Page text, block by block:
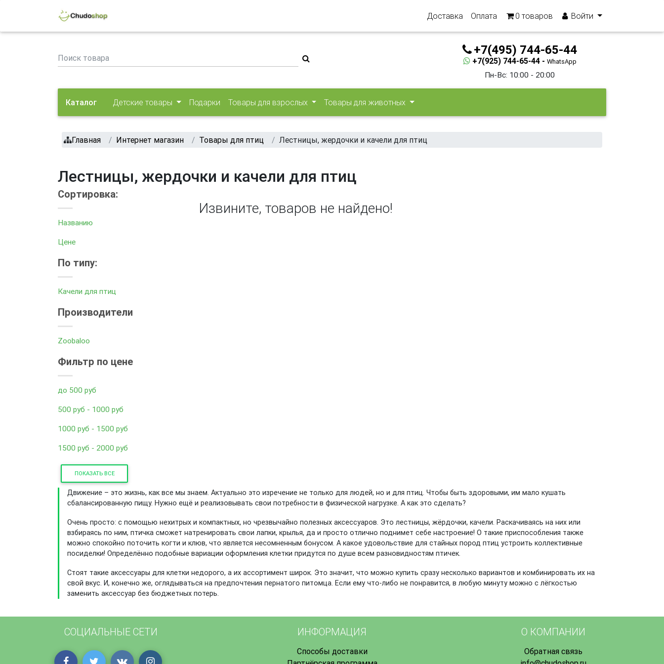
Доставка Оплата 0 товаров Войти
+7(495) 744-65-44
+7(925) 744-65-44 - WhatsApp
Пн-Вс: 10:00 - 20:00
Каталог Детские товары Подарки Товары для взрослых Товары для животных
Главная Интернет магазин Товары для птиц Лестницы, жердочки и качели для птиц
Лестницы, жердочки и качели для птиц
Сортировка:
Названию
Цене
По типу:
Качели для птиц
Производители
Zoobaloo
Фильтр по цене
до 500 руб
500 руб - 1000 руб
1000 руб - 1500 руб
1500 руб - 2000 руб
ПОКАЗАТЬ ВСЕ
Извините, товаров не найдено!
Движение – это жизнь, как все мы знаем. Актуально это изречение не только для людей, но и для птиц. Чтобы быть здоровыми, им мало кушать
сбалансированную пищу. Нужно ещё и реализовывать свои потребности в физической нагрузке. А как это сделать?
Очень просто: с помощью нехитрых и компактных, но чрезвычайно полезных аксессуаров. Это лестницы, жёрдочки, качели. Раскачиваясь на них или
взбираясь по ним, птичка сможет натренировать свои лапки, крылья, да и просто отлично поднимет себе настроение! О такие приспособления также
можно спокойно поточить когти и клюв, что является несомненным бонусом. А какое удовольствие для стайных пород птиц устроить коллективные
посиделки! Определённо подобные вариации оформления клетки придутся по душе всем разновидностям птичек.
Стоят такие аксессуары для клетки недорого, а их ассортимент широк. Это значит, что можно купить сразу несколько вариантов и комбинировать их на
свой вкус. И, конечно же, оглядываться на предпочтения пернатого питомца. Если ему что-либо не понравится, в любую минуту можно с лёгкостью
заменить аксессуар без бюджетных потерь.
СОЦИАЛЬНЫЕ СЕТИ ИНФОРМАЦИЯ
Способы доставки
О КОМПАНИИ
Обратная связь